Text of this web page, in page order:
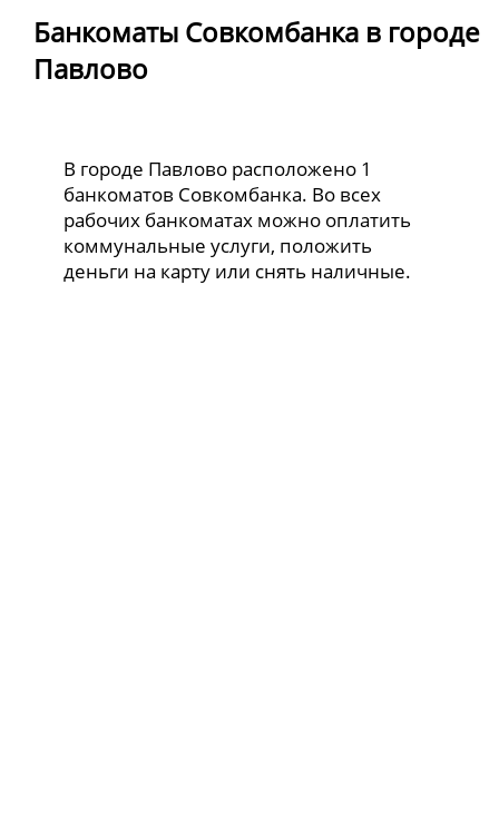
Банкоматы Совкомбанка в городе
Павлово
В городе Павлово расположено 1
банкоматов Совкомбанка. Во всех
рабочих банкоматах можно оплатить
коммунальные услуги, положить
деньги на карту или снять наличные.